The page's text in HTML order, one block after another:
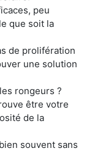
peu
que soit la
de prolifération
une solution
rongeurs ?
être votre
de la
souvent sans